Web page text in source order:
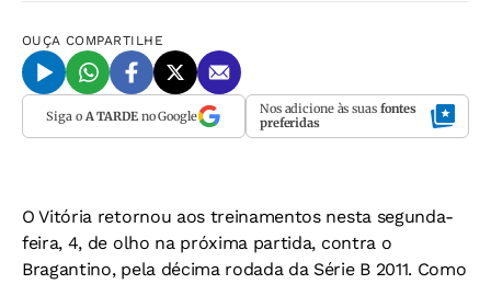
OUÇA COMPARTILHE
Siga o A TARDEno Google Nos adicione às suas fontes
preferidas
O Vitória retornou aos treinamentos nesta segunda-
feira, 4, de olho na próxima partida, contra o
Bragantino, pela décima rodada da Série B 2011. Como